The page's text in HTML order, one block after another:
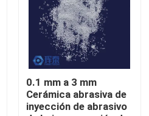
0.1 mm a 3 mm
Cerámica abrasiva de
inyección de abrasivo